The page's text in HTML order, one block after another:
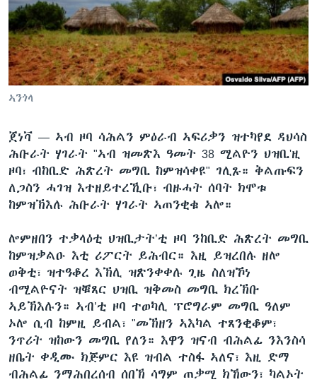
ቂሔ ጽልሚ
ቋንቋታት
ኣንጎላ
ጀነቫ — ኣብ ዞባ ሳሕልን ምዕራብ ኣፍሪቃን ዝተካየደ ዳህሳስ
ሕቡራት ሃገራት "ኣብ ዝመጽእ ዓመት 38 ሚልዮን ህዝቢ'ዚ
ዞባ፣ ብከቢድ ሕጽረት መግቢ ከምዝሳቀዩ" ገሊጹ። ቅልጡፍን
ለጋስን ሓገዝ እተዘይተረኺቡ፣ ብዙሓት ሰባት ክሞቱ
ከምዝኽእሉ ሕቡራት ሃገራት ኣጠንቂቁ ኣሎ።
ሎምዘበን ተቃላዕቲ ህዝቢታት’ቲ ዞባ ንከቢድ ሕጽረት መግቢ
ከምዝቃልዑ እቲ ሪፖርት ይሕብር። እዚ ይዝረበሉ ዘሎ
ወቅቲ፣ ዝተዓቆረ እኽሊ ዝጽንቀቀሉ ጊዜ ስለዝኾነ
ብሚልዮናት ዝቑጸር ህዝቢ ዝቅመስ መግቢ ክረኽቡ
ኣይኽእሉን። ኣብ’ቲ ዞባ ተወካሊ ፕሮግራም መግቢ ዓለም
ኦሎ ሲብ ከምዚ ይብል፣ "መኽዘን ኣእካል ተጸንቂቆም፣
ንጥሪት ዝከውን መግቢ የለን። እዋን ዝናብ ብሕልፊ ንእንስሳ
ዘቤት ቀዲሙ ክጅምር እዩ ዝብል ተስፋ ኣለና፣ እዚ ድማ
ብሕልፊ ንማሕበረሰብ ሰበኽ ሳግም ጠቃሚ ክኸውን፣ ካልኦት